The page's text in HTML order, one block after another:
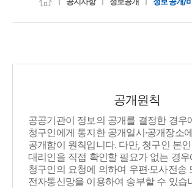
공개원칙
공공기관이 정보의 공개를 결정한 경우
청구인에게 통지한 공개일시·공개장소
공개함이 원칙입니다. 다만, 청구인 본
대리인을 직접 확인할 필요가 없는 경우
청구인의 요청에 의하여 우편·모사전송
전자통신망을 이용하여 송부할 수 있습